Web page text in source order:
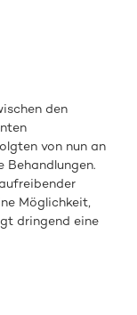
den
von nun an
Behandlungen.
Möglichkeit,
dringend eine